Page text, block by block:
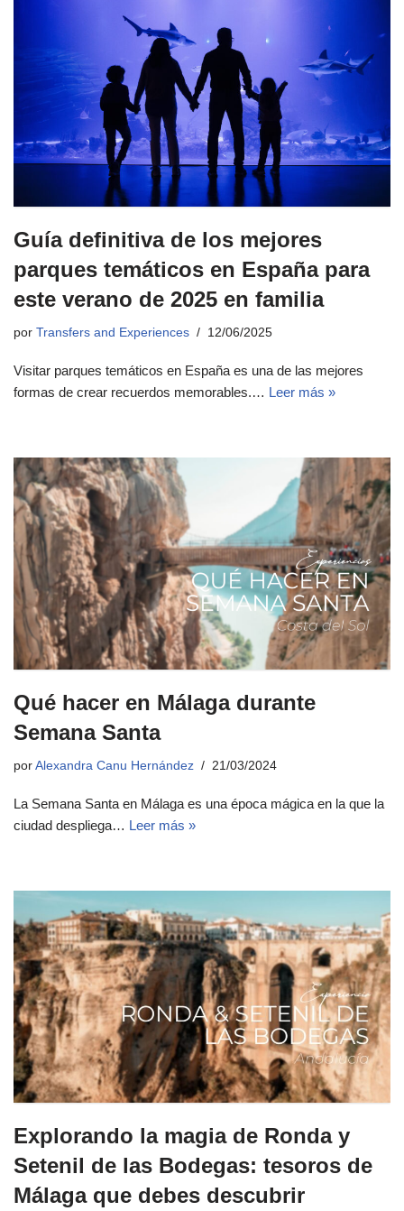
Guía definitiva de los mejores
parques temáticos en España para
este verano de 2025 en familia
por Transfers and Experiences 12/06/2025
Visitar parques temáticos en España es una de las mejores
formas de crear recuerdos memorables.… Leer más »
Qué hacer en Málaga durante
Semana Santa
por Alexandra Canu Hernández 21/03/2024
La Semana Santa en Málaga es una época mágica en la que la
ciudad despliega… Leer más »
Explorando la magia de Ronda y
Setenil de las Bodegas: tesoros de
Málaga que debes descubrir